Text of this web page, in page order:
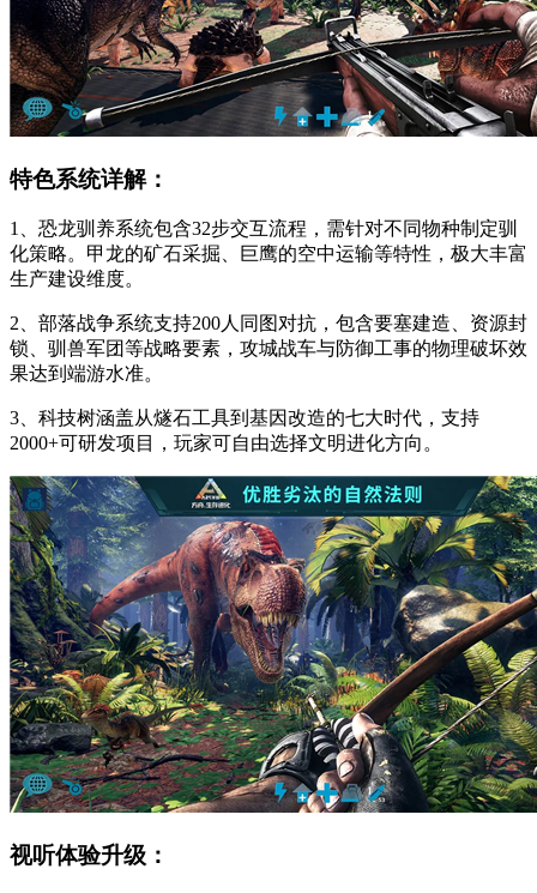
特色系统详解：
1、恐龙驯养系统包含32步交互流程，需针对不同物种制定驯
化策略。甲龙的矿石采掘、巨鹰的空中运输等特性，极大丰富
生产建设维度。
2、部落战争系统支持200人同图对抗，包含要塞建造、资源封
锁、驯兽军团等战略要素，攻城战车与防御工事的物理破坏效
果达到端游水准。
3、科技树涵盖从燧石工具到基因改造的七大时代，支持
2000+可研发项目，玩家可自由选择文明进化方向。
视听体验升级：